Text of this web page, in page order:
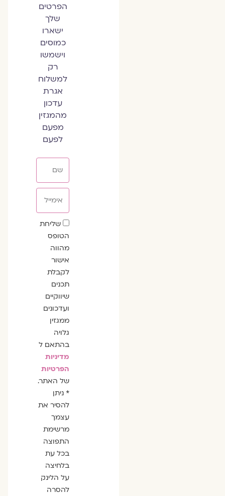
הפרטים
שלך
ישארו
כמוסים
וישמשו
רק
למשלוח
אגרת
עדכון
מהמגזין
מפעם
לפעם
שדה
הסכמה
שליחת
הטופס
מהווה
אישור
לקבלת
תכנים
שיווקיים
ועדכונים
ממגזין
גלויה
בהתאם ל
מדיניות
הפרטיות
של האתר.
* ניתן
להסיר את
עצמך
מרשימת
התפוצה
בכל עת
בלחיצה
על הלינק
להסרה